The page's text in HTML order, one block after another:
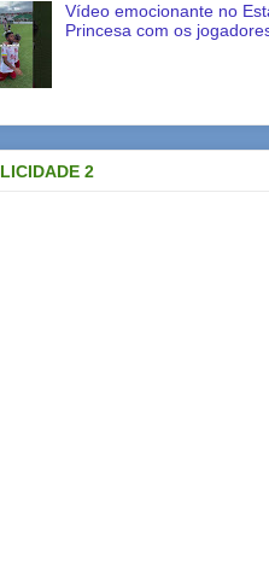
Vídeo emocionante no
Princesa com os
2